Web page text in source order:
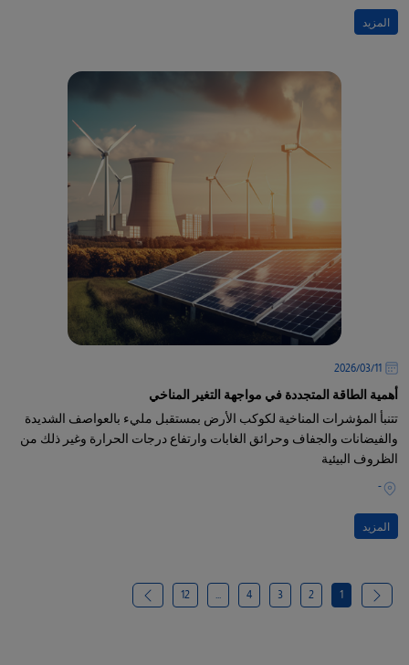
المزيد
11‏/03‏/2026
أهمية الطاقة المتجددة في مواجهة التغير المناخي
تتنبأ المؤشرات المناخية لكوكب الأرض بمستقبل مليء بالعواصف الشديدة
والفيضانات والجفاف وحرائق الغابات وارتفاع درجات الحرارة وغير ذلك من
الظروف البيئية
-
المزيد
1
2
3
4
...
12